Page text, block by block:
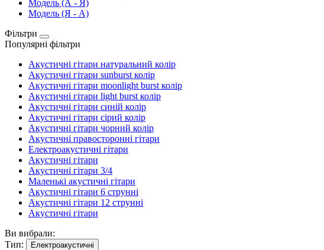
Модель (А - Я)
Модель (Я - А)
Фільтри
Популярні фільтри
Акустичні гітари натуральний колір
Акустичні гітари sunburst колір
Акустичні гітари moonlight burst колір
Акустичні гітари light burst колір
Акустичні гітари синій колір
Акустичні гітари сірий колір
Акустичні гітари чорний колір
Акустичні правосторонні гітари
Електроакустичні гітари
Акустичні гітари
Акустичні гітари 3/4
Маленькі акустичні гітари
Акустичні гітари 6 струнні
Акустичні гітари 12 струнні
Акустичні гітари
Ви вибрали:
Тип:
Електроакустичні